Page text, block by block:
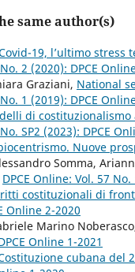
same author(s)
19, l’ultimo
2 (2020): DPCE
Graziani, National
1 (2019): DPCE
di
SP2 (2023): DPCE
Nuove
Somma,
DPCE Online: Vol. 57
costituzionali di
Online 2-2020
Marino
Online 1-2021
cubana del